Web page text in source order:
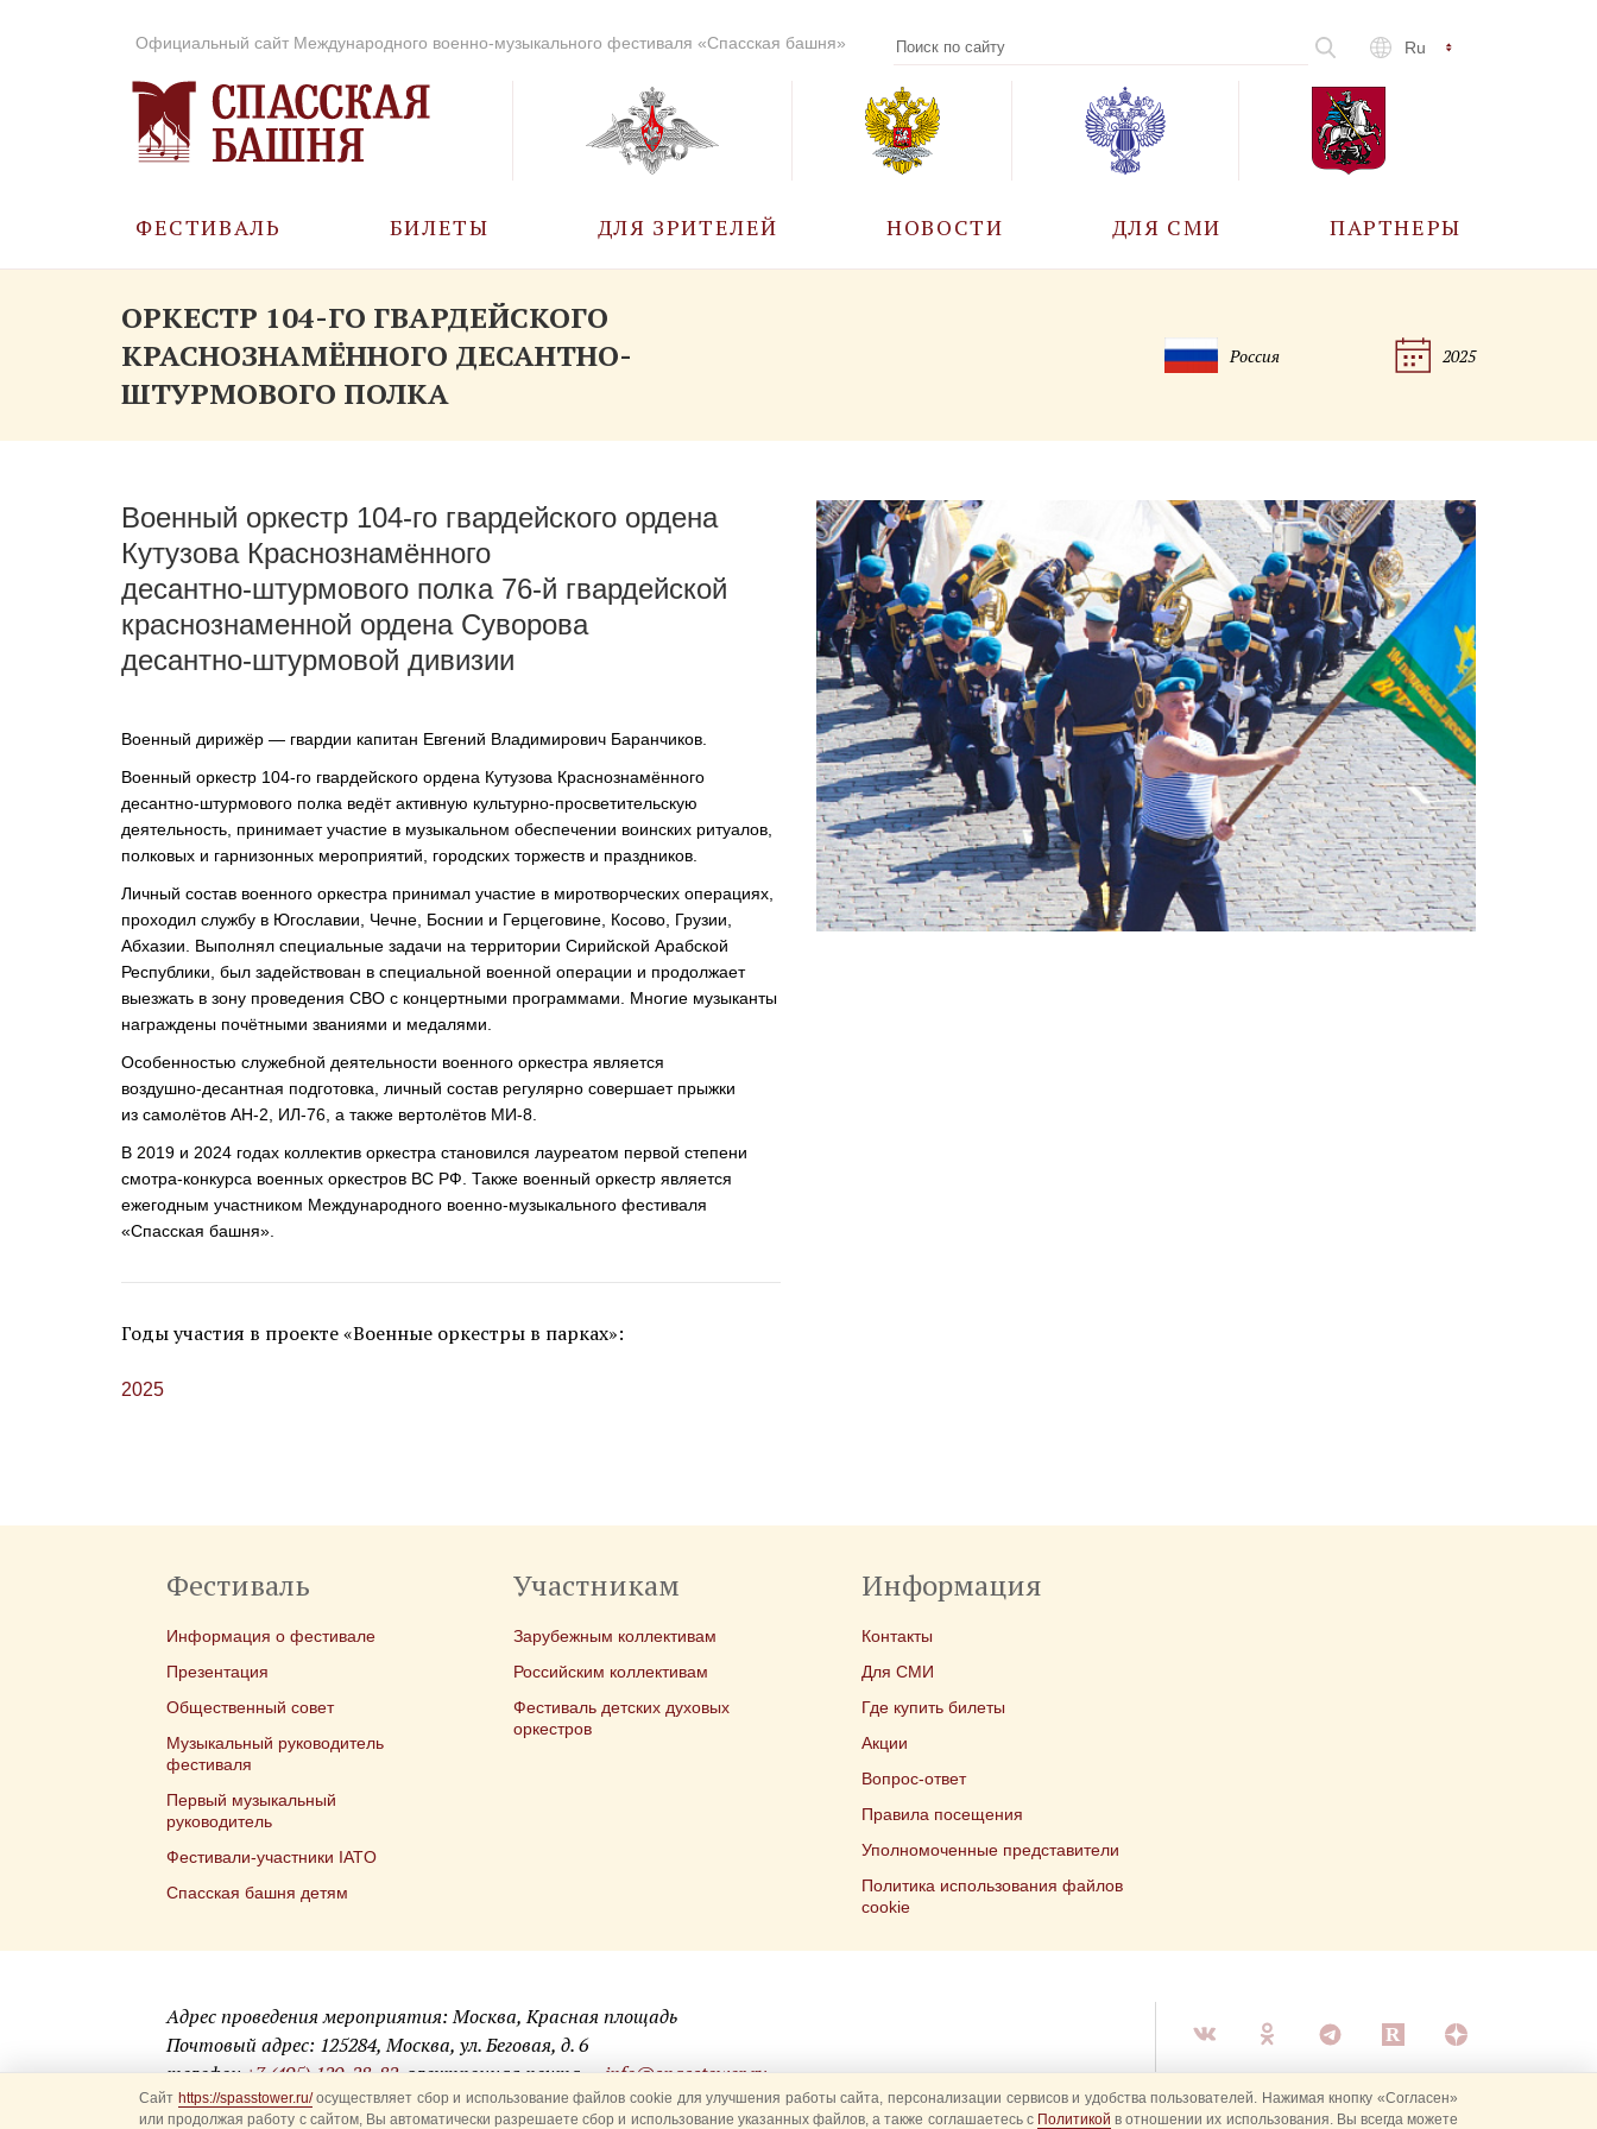
Официальный сайт Международного военно-музыкального фестиваля «Спасская башня» Ru
ФЕСТИВАЛЬ
ИСТОРИЯ
ВОВ
ОРКЕСТРЫ В
ПАРКАХ
СПАССКАЯ БАШНЯ
БИЛЕТЫ ДЛЯ ЗРИТЕЛЕЙ
КАЛЕНДАРЬ СОБЫТИЙ
АГЕНТЫ
НОВОСТИ ДЛЯ СМИ ПАРТНЕРЫ
ОРКЕСТР 104-ГО ГВАРДЕЙСКОГО
КРАСНОЗНАМЁННОГО ДЕСАНТНО-
ШТУРМОВОГО ПОЛКА
Россия 2025
Военный оркестр 104-го гвардейского ордена
Кутузова Краснознамённого
десантно-штурмового полка 76-й гвардейской
краснознаменной ордена Суворова
десантно-штурмовой дивизии
Военный дирижёр — гвардии капитан Евгений Владимирович Баранчиков.
Военный оркестр 104-го гвардейского ордена Кутузова Краснознамённого
десантно-штурмового полка ведёт активную культурно-просветительскую
деятельность, принимает участие в музыкальном обеспечении воинских ритуалов,
полковых и гарнизонных мероприятий, городских торжеств и праздников.
Личный состав военного оркестра принимал участие в миротворческих операциях,
проходил службу в Югославии, Чечне, Боснии и Герцеговине, Косово, Грузии,
Абхазии. Выполнял специальные задачи на территории Сирийской Арабской
Республики, был задействован в специальной военной операции и продолжает
выезжать в зону проведения СВО с концертными программами. Многие музыканты
награждены почётными званиями и медалями.
Особенностью служебной деятельности военного оркестра является
воздушно-десантная подготовка, личный состав регулярно совершает прыжки
из самолётов АН-2 ИЛ-76 , а также вертолётов МИ-8
В 2019 и 2024 годах коллектив оркестра становился лауреатом первой степени
смотра-конкурса военных оркестров ВС РФ. Также военный оркестр является
ежегодным участником Международного военно-музыкального фестиваля
«Спасская башня».
Годы участия в проекте «Военные оркестры в парках»:
2025
Фестиваль
Информация о фестивале
Презентация
Общественный совет
Музыкальный руководитель
фестиваля
Первый музыкальный
руководитель
Фестивали-участники IATO
Спасская башня детям
Участникам
Зарубежным коллективам
Российским коллективам
Фестиваль детских духовых
оркестров
Информация
Контакты
Для СМИ
Где купить билеты
Акции
Вопрос-ответ
Правила посещения
Уполномоченные представители
Политика использования файлов
cookie
Адрес проведения мероприятия: Москва, Красная площадь
Почтовый адрес: 125284, Москва, ул. Беговая, д. 6
телефон +7 (495) 120-28-82, электронная почта — info@spasstower.ru
© 2009-2025 Официальный сайт фестиваля «Спасская башня»
Сайт https://spasstower.ru/осуществляет сбор и использование файлов cookie для улучшения работы сайта, персонализации сервисов и удобства пользователей. Нажимая кнопку «Согласен»
или продолжая работу с сайтом, Вы автоматически разрешаете сбор и использование указанных файлов, а также соглашаетесь с Политикой в отношении их использования. Вы всегда можете